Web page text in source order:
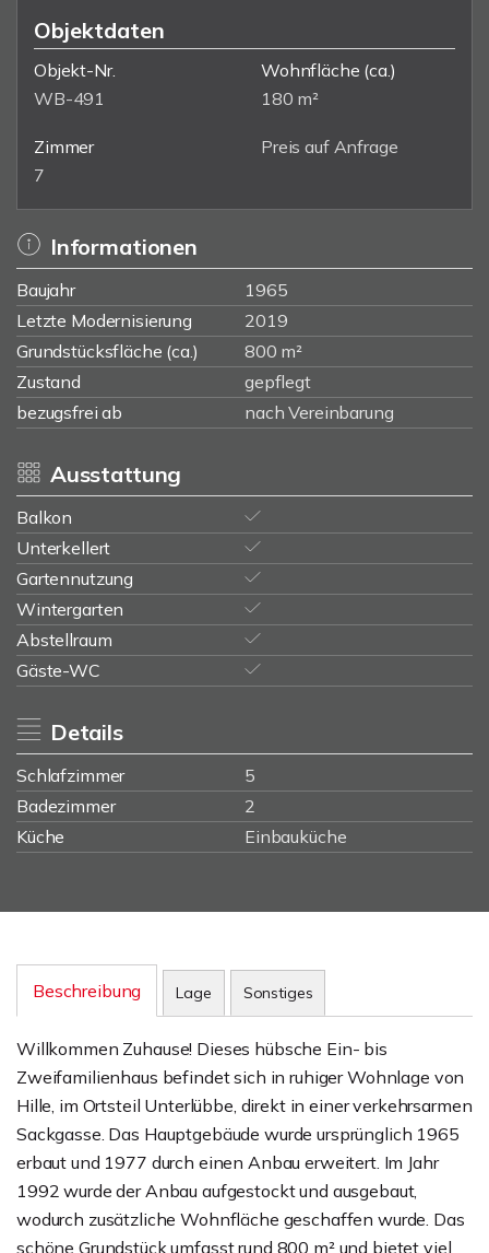
Objektdaten
Objekt-Nr.
WB-491
Wohnfläche (ca.)
180 m²
Zimmer
7
Preis auf Anfrage
Informationen
Baujahr
1965
Letzte Modernisierung
2019
Grundstücksfläche (ca.)
800 m²
Zustand
gepflegt
bezugsfrei ab
nach Vereinbarung
Ausstattung
Balkon
Unterkellert
Gartennutzung
Wintergarten
Abstellraum
Gäste-WC
Details
Schlafzimmer
5
Badezimmer
2
Küche
Einbauküche
Beschreibung Lage Sonstiges
Willkommen Zuhause! Dieses hübsche Ein- bis
Zweifamilienhaus befindet sich in ruhiger Wohnlage von
Hille, im Ortsteil Unterlübbe, direkt in einer verkehrsarmen
Sackgasse. Das Hauptgebäude wurde ursprünglich 1965
erbaut und 1977 durch einen Anbau erweitert. Im Jahr
1992 wurde der Anbau aufgestockt und ausgebaut,
wodurch zusätzliche Wohnfläche geschaffen wurde. Das
schöne Grundstück umfasst rund 800 m² und bietet viel